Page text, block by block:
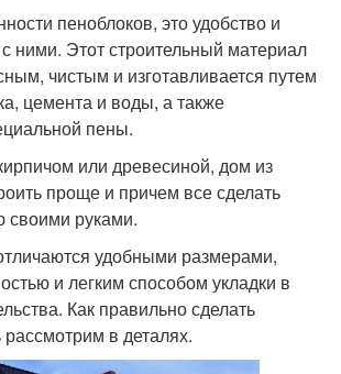
пеноблоков, это удобство и
ними. Этот строительный материал
чистым и изготавливается путем
цемента и воды, а также
пены.
или древесиной, дом из
проще и причем все сделать
своими руками.
удобными размерами,
и легким способом укладки в
Как правильно сделать
рассмотрим в деталях.